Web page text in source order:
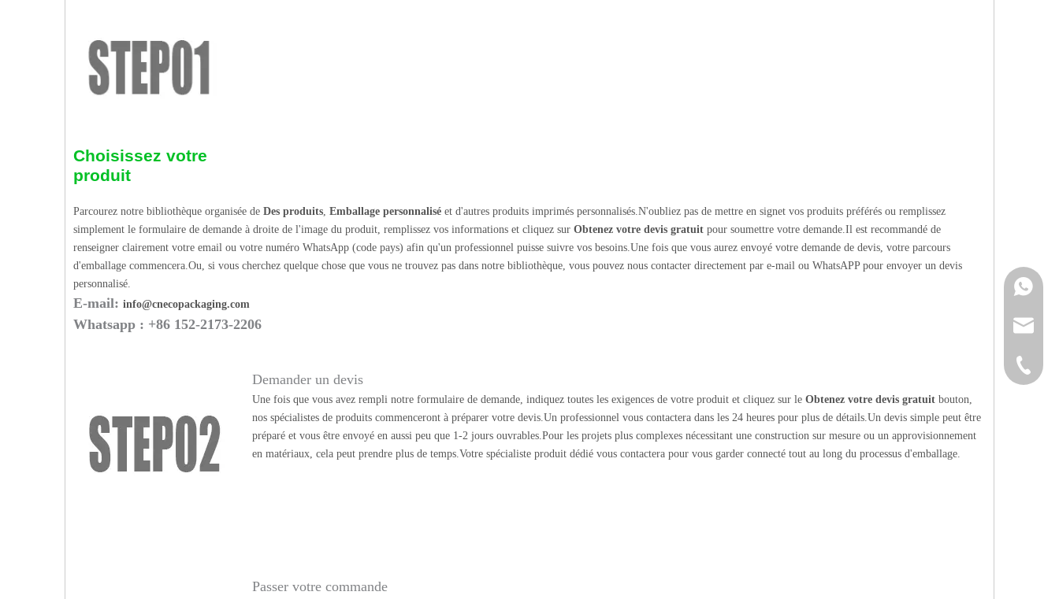
Choisissez votre
produit
Parcourez notre bibliothèque organisée de Des produits Emballage personnalisé et d'autres produits imprimés personnalisés.N'oubliez pas de mettre en signet vos produits préférés ou remplissez
simplement le formulaire de demande à droite de l'image du produit, remplissez vos informations et cliquez sur Obtenez votre devis gratuit pour soumettre votre demande.Il est recommandé de
renseigner clairement votre email ou votre numéro WhatsApp (code pays) afin qu'un professionnel puisse suivre vos besoins.Une fois que vous aurez envoyé votre demande de devis, votre parcours
d'emballage commencera.Ou, si vous cherchez quelque chose que vous ne trouvez pas dans notre bibliothèque, vous pouvez nous contacter directement par e-mail ou WhatsAPP pour envoyer un devis
personnalisé.
E-mail: info@cnecopackaging.com
Whatsapp : +86 152-2173-2206
Demander un devis
Une fois que vous avez rempli notre formulaire de demande, indiquez toutes les exigences de votre produit et cliquez sur leObtenez votre devis gratuit bouton,
nos spécialistes de produits commenceront à préparer votre devis.Un professionnel vous contactera dans les 24 heures pour plus de détails.Un devis simple peut être
préparé et vous être envoyé en aussi peu que 1-2 jours ouvrables.Pour les projets plus complexes nécessitant une construction sur mesure ou un approvisionnement
en matériaux, cela peut prendre plus de temps.Votre spécialiste produit dédié vous contactera pour vous garder connecté tout au long du processus d'emballage.
Passer votre commande
+86-